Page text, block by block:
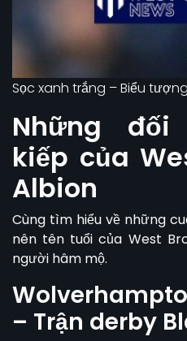
Sọc xanh trắng – Biểu
Những
kiếp của
Albion
Cùng tìm hiểu về những
nên tên tuổi của West
người hâm mộ.
– Trận derby